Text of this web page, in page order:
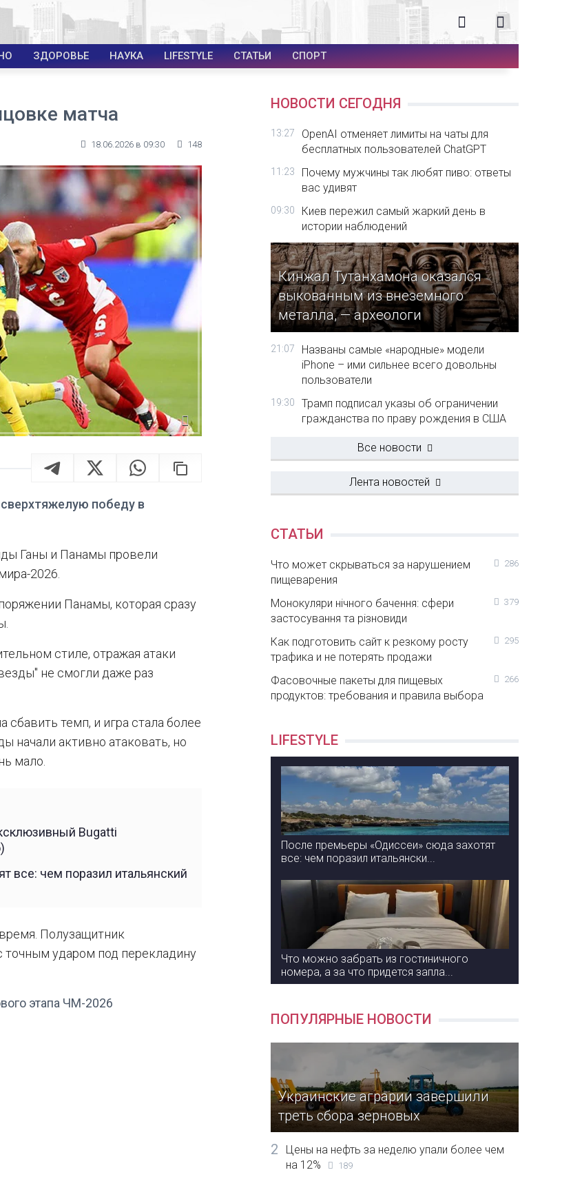
ЗДОРОВЬЕ НАУКА LIFESTYLE СТАТЬИ СПОРТ
матча
18.06.2026 в 09:30 148
победу в
Ганы и Панамы провели
2026.
Панамы, которая сразу
стиле, отражая атаки
не смогли даже раз
темп, и игра стала более
начали активно атаковать, но
мало.
Bugatti
все: чем поразил итальянский
Полузащитник
ударом под перекладину
этапа ЧМ-2026
НОВОСТИ СЕГОДНЯ
13:27
OpenAI отменяет лимиты на чаты для
бесплатных пользователей ChatGPT
11:23
Почему мужчины так любят пиво: ответы
вас удивят
09:30
Киев пережил самый жаркий день в
истории наблюдений
Кинжал Тутанхамона оказался
выкованным из внеземного
металла, — археологи
21:07
Названы самые «народные» модели
iPhone – ими сильнее всего довольны
пользователи
19:30
Трамп подписал указы об ограничении
гражданства по праву рождения в США
Все новости
Лента новостей
СТАТЬИ
Что может скрываться за нарушением
пищеварения
286
Монокуляри нічного бачення: сфери
застосування та різновиди
379
Как подготовить сайт к резкому росту
трафика и не потерять продажи
295
Фасовочные пакеты для пищевых
продуктов: требования и правила выбора
266
LIFESTYLE
После премьеры «Одиссеи» сюда захотят
все: чем поразил итальянски...
Что можно забрать из гостиничного
номера, а за что придется запла...
ПОПУЛЯРНЫЕ НОВОСТИ
Украинские аграрии завершили
треть сбора зерновых
2
Цены на нефть за неделю упали более чем
на 12%
189